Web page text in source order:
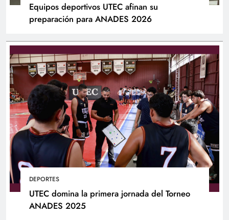
Equipos deportivos UTEC afinan su
preparación para ANADES 2026
DEPORTES
UTEC domina la primera jornada del Torneo
ANADES 2025